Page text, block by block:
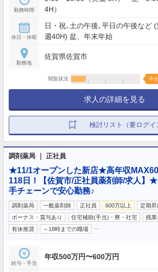
勤務時間
4H）
休日・休暇
日・祝､土の午後､平日の午後など (
週40H) 盆、年末年始
勤務地
佐賀県佐賀市
閲覧状況 今
求人の詳細を見る
検討リスト（要ログイ
調剤薬局 ｜ 正社員
★11/1オープンした新店★高年収
118日！【佐賀市/正社員薬剤師/求人】
手チェーンで安心勤務♪
調剤薬局 一般薬剤師 正社員 600万以上
定期昇
ボーナス・賞与あり
住宅補助(手当)・寮・社宅
残業
有休推奨
～18時までの職場
給与・手当
年収500万円〜600万円